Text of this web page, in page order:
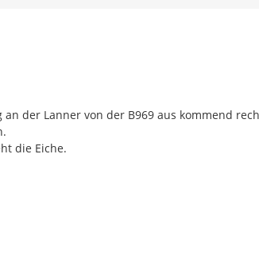
an der Lanner von der B969 aus kommend
die Eiche.